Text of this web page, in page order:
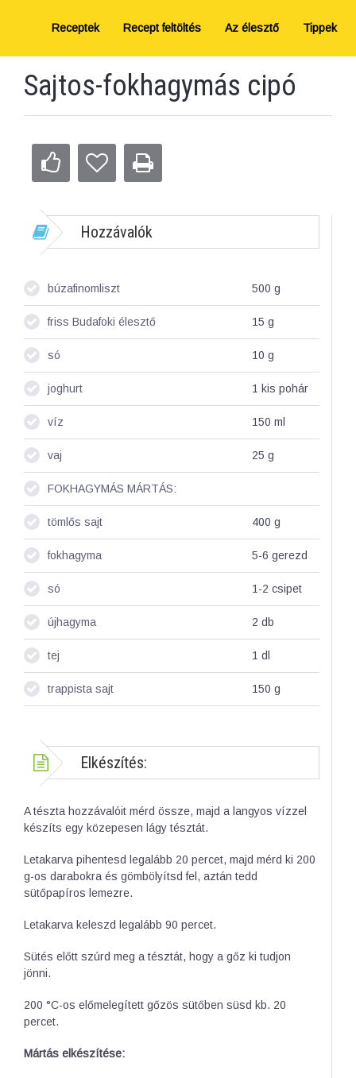
Receptek Recept feltöltés Az élesztő Tippek
Sajtos-fokhagymás cipó
Hozzávalók
búzafinomliszt 500 g
friss Budafoki élesztő 15 g
só 10 g
joghurt 1 kis pohár
víz 150 ml
vaj 25 g
FOKHAGYMÁS MÁRTÁS:
tömlős sajt 400 g
fokhagyma 5-6 gerezd
só 1-2 csipet
újhagyma 2 db
tej 1 dl
trappista sajt 150 g
Elkészítés:
A tészta hozzávalóit mérd össze, majd a langyos vízzel
készíts egy közepesen lágy tésztát.
Letakarva pihentesd legalább 20 percet, majd mérd ki 200
g-os darabokra és gömbölyítsd fel, aztán tedd
sütőpapíros lemezre.
Letakarva keleszd legalább 90 percet.
Sütés előtt szúrd meg a tésztát, hogy a gőz ki tudjon
jönni.
200 °C-os előmelegített gőzös sütőben süsd kb. 20
percet.
Mártás elkészítése: